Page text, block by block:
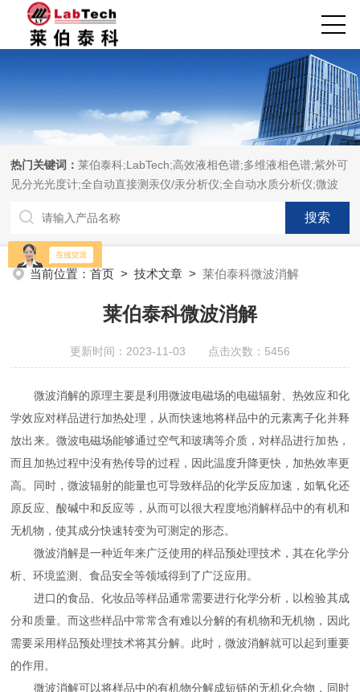
热门关键词：莱伯泰科;LabTech;高效液相色谱;多维液相色谱;紫外可
见分光光度计;全自动直接测汞仪/汞分析仪;全自动水质分析仪;微波
消解萃取系统;微波合成系统;微波灰化磺化系统;全自动固相萃取系
统;Dryvap全自动溶剂蒸发系统;激光固体烧蚀进样系统;循环水冷却
器;电热消解仪;微控数显电热板;光波加热仪;磁力搅拌器;分析仪器;实
验室设备;样品前处理仪器;实验室信息管理系统（LIMS;超净实验室
设计与工程;通风柜;化学安全柜;AAICPICP-MSUV-VISHPLC耗材和
当前位置：首页 >技术文章 >莱伯泰科微波消解
莱伯泰科微波消解
更新时间：2023-11-03 点击次数：5456
微波消解的原理主要是利用微波电磁场的电磁辐射、热效应和化
学效应对样品进行加热处理，从而快速地将样品中的元素离子化并释
放出来。微波电磁场能够通过空气和玻璃等介质，对样品进行加热，
而且加热过程中没有热传导的过程，因此温度升降更快，加热效率更
高。同时，微波辐射的能量也可导致样品的化学反应加速，如氧化还
原反应、酸碱中和反应等，从而可以很大程度地消解样品中的有机和
无机物，使其成分快速转变为可测定的形态。
微波消解是一种近年来广泛使用的样品预处理技术，其在化学分
析、环境监测、食品安全等领域得到了广泛应用。
进口的食品、化妆品等样品通常需要进行化学分析，以检验其成
分和质量。而这些样品中常常含有难以分解的有机物和无机物，因此
需要采用样品预处理技术将其分解。此时，微波消解就可以起到重要
的作用。
微波消解可以将样品中的有机物分解成短链的无机化合物，同时